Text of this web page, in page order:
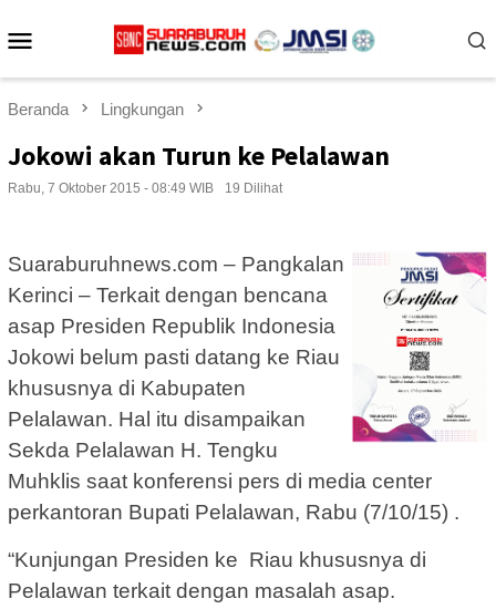
ke
Beranda Lingkungan
Jokowi akan Turun ke Pelalawan
Rabu, 7 Oktober 2015 - 08:49 WIB 19 Dilihat
Suaraburuhnews.com – Pangkalan
Kerinci – Terkait dengan bencana
asap Presiden Republik Indonesia
Jokowi belum pasti datang ke Riau
khususnya di Kabupaten
Pelalawan. Hal itu disampaikan
Sekda Pelalawan H. Tengku
Muhklis saat konferensi pers di media center
perkantoran Bupati Pelalawan, Rabu (7/10/15) .
“Kunjungan Presiden ke Riau khususnya di
Pelalawan terkait dengan masalah asap.